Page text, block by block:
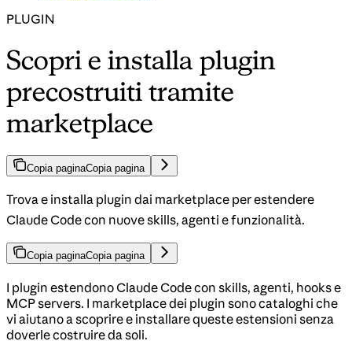
PLUGIN
Scopri e installa plugin
precostruiti tramite
marketplace
Copia paginaCopia pagina
Trova e installa plugin dai marketplace per estendere
Claude Code con nuove skills, agenti e funzionalità.
Copia paginaCopia pagina
I plugin estendono Claude Code con skills, agenti, hooks e
MCP servers. I marketplace dei plugin sono cataloghi che
vi aiutano a scoprire e installare queste estensioni senza
doverle costruire da soli.